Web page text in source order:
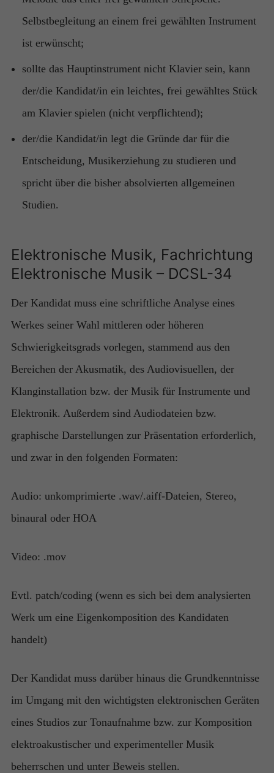
Selbstbegleitung an einem frei gewählten Instrument
ist erwünscht;
sollte das Hauptinstrument nicht Klavier sein, kann
der/die Kandidat/in ein leichtes, frei gewähltes Stück
am Klavier spielen (nicht verpflichtend);
der/die Kandidat/in legt die Gründe dar für die
Entscheidung, Musikerziehung zu studieren und
spricht über die bisher absolvierten allgemeinen
Studien.
Elektronische Musik, Fachrichtung
Elektronische Musik – DCSL-34
Der Kandidat muss eine schriftliche Analyse eines
Werkes seiner Wahl mittleren oder höheren
Schwierigkeitsgrads vorlegen, stammend aus den
Bereichen der Akusmatik, des Audiovisuellen, der
Klanginstallation bzw. der Musik für Instrumente und
Elektronik. Außerdem sind Audiodateien bzw.
graphische Darstellungen zur Präsentation erforderlich,
und zwar in den folgenden Formaten:
Audio: unkomprimierte .wav/.aiff-Dateien, Stereo,
binaural oder HOA
Video: .mov
Evtl. patch/coding (wenn es sich bei dem analysierten
Werk um eine Eigenkomposition des Kandidaten
handelt)
Der Kandidat muss darüber hinaus die Grundkenntnisse
im Umgang mit den wichtigsten elektronischen Geräten
eines Studios zur Tonaufnahme bzw. zur Komposition
elektroakustischer und experimenteller Musik
beherrschen und unter Beweis stellen.